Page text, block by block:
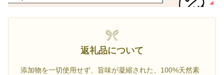
返礼品について
添加物を一切使用せず、旨味が凝縮された、100%天然素